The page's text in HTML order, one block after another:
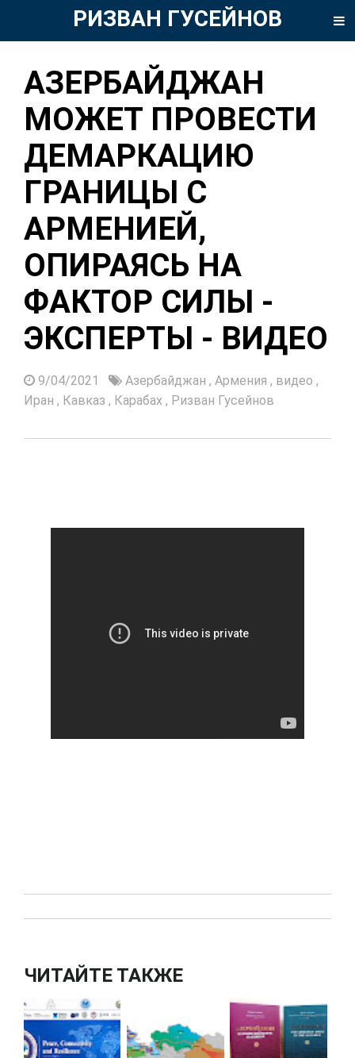
РИЗВАН ГУСЕЙНОВ
АЗЕРБАЙДЖАН
МОЖЕТ ПРОВЕСТИ
ДЕМАРКАЦИЮ
ГРАНИЦЫ С
АРМЕНИЕЙ,
ОПИРАЯСЬ НА
ФАКТОР СИЛЫ -
ЭКСПЕРТЫ - ВИДЕО
9/04/2021 Азербайджан , Армения , видео ,
Иран , Кавказ , Карабах , Ризван Гусейнов
ЧИТАЙТЕ ТАКЖЕ